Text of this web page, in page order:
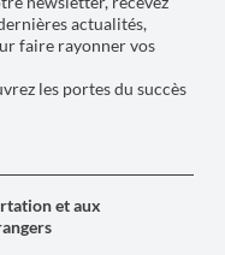
actualités,
faire rayonner vos
les portes du succès
et aux